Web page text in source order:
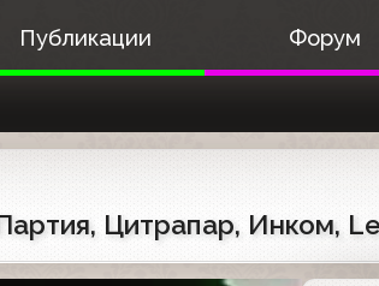
Публикации Форум
Цитрапар, Инком,